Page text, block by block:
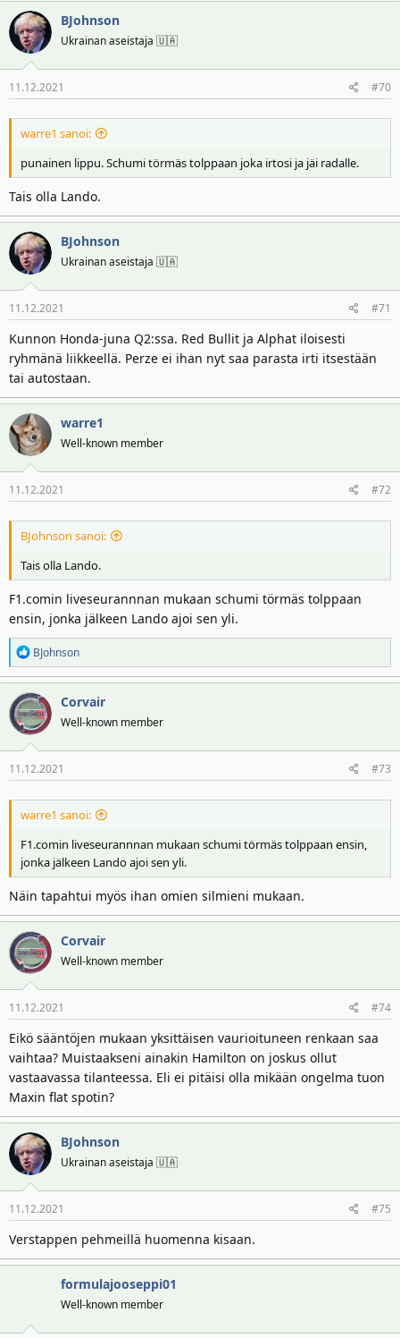
a
k
t
i
o
t
BJohnson
Ukrainan aseistaja 🇺🇦
11.12.2021 #70
warre1 sanoi:
punainen lippu. Schumi törmäs tolppaan joka irtosi ja jäi radalle.
Tais olla Lando.
BJohnson
Ukrainan aseistaja 🇺🇦
11.12.2021 #71
Kunnon Honda-juna Q2:ssa. Red Bullit ja Alphat iloisesti
ryhmänä liikkeellä. Perze ei ihan nyt saa parasta irti itsestään
tai autostaan.
warre1
Well-known member
11.12.2021 #72
BJohnson sanoi:
Tais olla Lando.
F1.comin liveseurannnan mukaan schumi törmäs tolppaan
ensin, jonka jälkeen Lando ajoi sen yli.
R
e
a
k
t
i
o
t
BJohnson
Corvair
Well-known member
11.12.2021 #73
warre1 sanoi:
F1.comin liveseurannnan mukaan schumi törmäs tolppaan ensin,
jonka jälkeen Lando ajoi sen yli.
Näin tapahtui myös ihan omien silmieni mukaan.
Corvair
Well-known member
11.12.2021 #74
Eikö sääntöjen mukaan yksittäisen vaurioituneen renkaan saa
vaihtaa? Muistaakseni ainakin Hamilton on joskus ollut
vastaavassa tilanteessa. Eli ei pitäisi olla mikään ongelma tuon
Maxin flat spotin?
BJohnson
Ukrainan aseistaja 🇺🇦
11.12.2021 #75
Verstappen pehmeillä huomenna kisaan.
formulajooseppi01
Well-known member